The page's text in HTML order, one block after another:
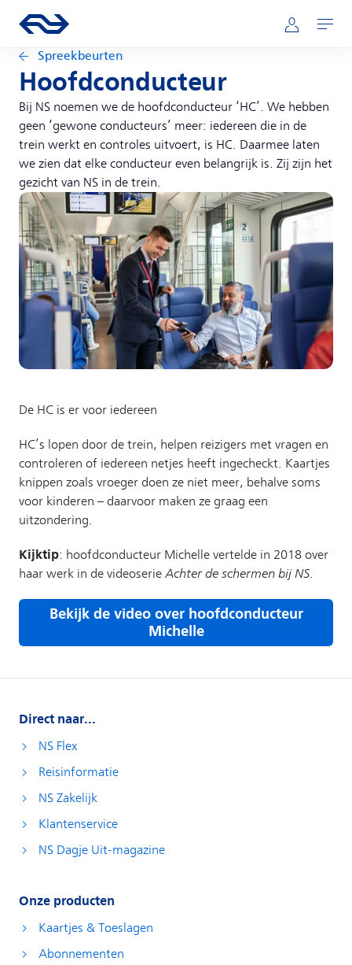
Hoofdnavigatie
Ga naar de homepage van ns.nl Mijn NS
Openen
Spreekbeurten
Hoofdconducteur
Bij NS noemen we de hoofdconducteur ‘HC’. We hebben
geen ‘gewone conducteurs’ meer: iedereen die in de
trein werkt en controles uitvoert, is HC. Daarmee laten
we zien dat elke conducteur even belangrijk is. Zij zijn het
gezicht van NS in de trein.
Direct naar...
NS Flex
Reisinformatie
NS Zakelijk
Klantenservice
NS Dagje Uit-magazine
Onze producten
Kaartjes & Toeslagen
Abonnementen